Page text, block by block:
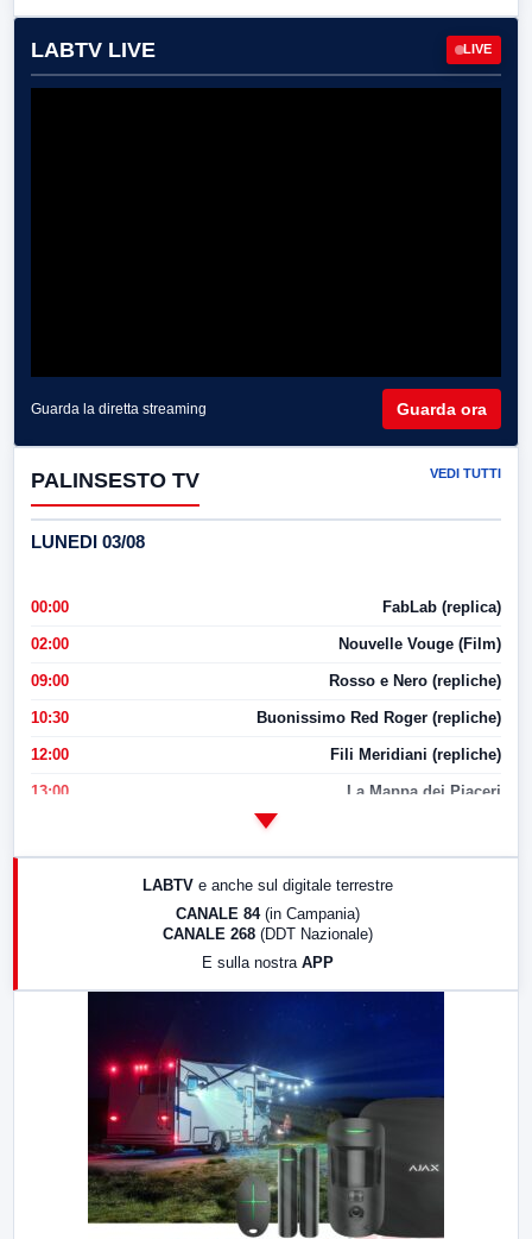
LABTV LIVE LIVE
Guarda la diretta streaming Guarda ora
PALINSESTO TV VEDI TUTTI
LUNEDI 03/08
00:00 FabLab (replica)
02:00 Nouvelle Vouge (Film)
09:00 Rosso e Nero (repliche)
10:30 Buonissimo Red Roger (repliche)
12:00 Fili Meridiani (repliche)
13:00 La Mappa dei Piaceri
17:00 LabNews (replica)
LABTV e anche sul digitale terrestre
CANALE 84 (in Campania)
CANALE 268 (DDT Nazionale)
E sulla nostra APP